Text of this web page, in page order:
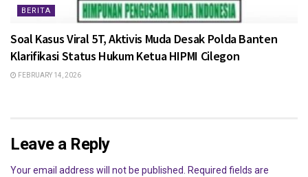
BERITA
Soal Kasus Viral 5T, Aktivis Muda Desak Polda Banten
Klarifikasi Status Hukum Ketua HIPMI Cilegon
FEBRUARY 14, 2026
Leave a Reply
Your email address will not be published. Required fields are